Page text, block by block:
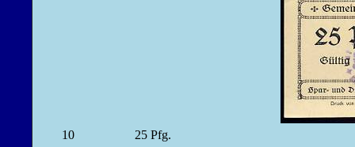
10 25 Pfg.